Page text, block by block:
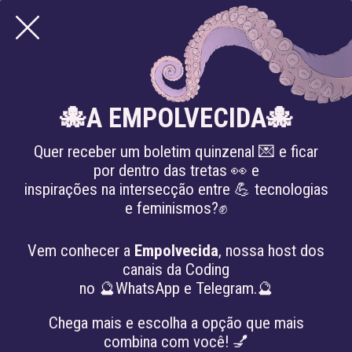
CRIPTOGRAFIA
🐙A EMPOLVECIDA🐙
Quer receber um boletim quinzenal 💌 e ficar
por dentro das tretas 👀 e
inspirações na intersecção entre 💪 tecnologias
e feminismos?✊
Vem conhecer a Empolvecida, nossa host dos
canais da Coding
no 🔮WhatsApp e Telegram.🔮
Chega mais e escolha a opção que mais
combina com você! 💅